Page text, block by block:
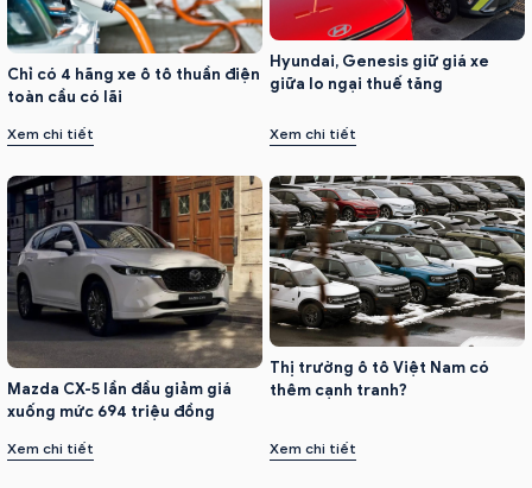
Chỉ có 4 hãng xe ô tô thuần điện
toàn cầu có lãi
Xem chi tiết
Hyundai, Genesis giữ giá xe
giữa lo ngại thuế tăng
Xem chi tiết
Mazda CX-5 lần đầu giảm giá
xuống mức 694 triệu đồng
Xem chi tiết
Thị trường ô tô Việt Nam có
thêm cạnh tranh?
Xem chi tiết